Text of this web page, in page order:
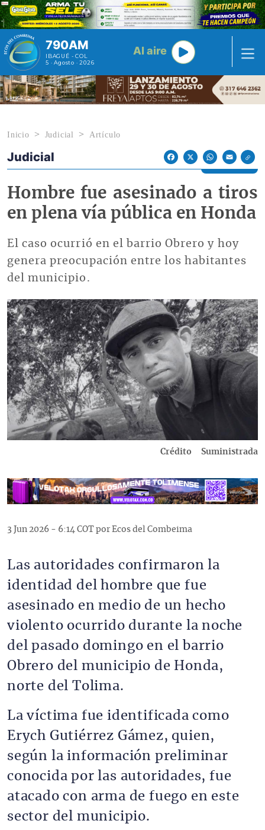
Pasar al contenido principal
790AM
IBAGUÉ - COL
5 · Agosto · 2026
Al aire
Inicio Judicial Artículo
Econoticias y Eventos
Judicial
FacebookX WhatsAppEmail
Hombre fue asesinado a tiros
en plena vía pública en Honda
El caso ocurrió en el barrio Obrero y hoy
genera preocupación entre los habitantes
del municipio.
Imagen
Crédito Suministrada
3 Jun 2026 - 6:14 COT por Ecos del Combeima
Las autoridades confirmaron la
identidad del hombre que fue
asesinado en medio de un hecho
violento ocurrido durante la noche
del pasado domingo en el barrio
Obrero del municipio de Honda,
norte del Tolima.
La víctima fue identificada como
Erych Gutiérrez Gámez, quien,
según la información preliminar
conocida por las autoridades, fue
atacado con arma de fuego en este
sector del municipio.